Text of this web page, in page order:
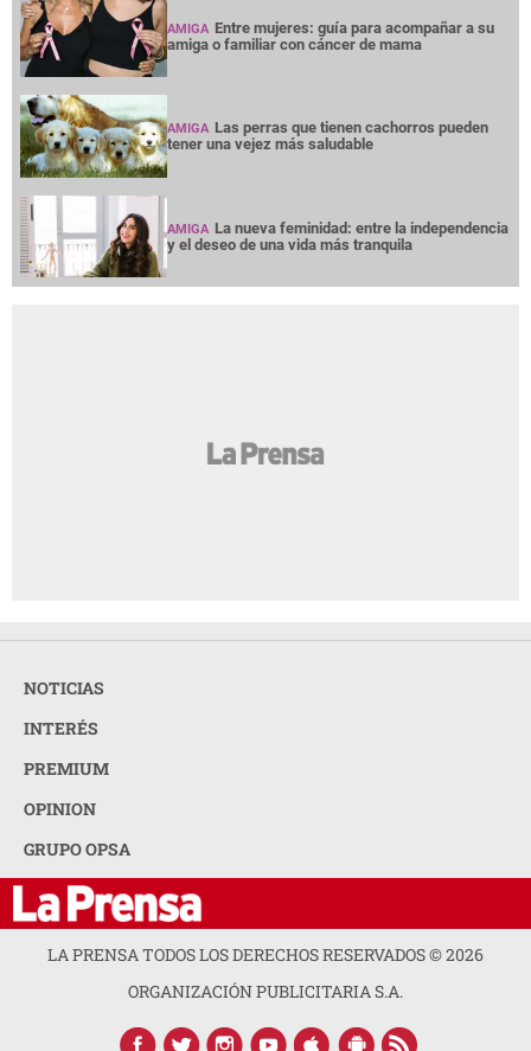
AMIGA Entre mujeres: guía para acompañar a su
amiga o familiar con cáncer de mama
AMIGA Las perras que tienen cachorros pueden
tener una vejez más saludable
AMIGA La nueva feminidad: entre la independencia
y el deseo de una vida más tranquila
NOTICIAS
INTERÉS
PREMIUM
OPINION
GRUPO OPSA
LA PRENSA TODOS LOS DERECHOS RESERVADOS ©2026
ORGANIZACIÓN PUBLICITARIA S.A.